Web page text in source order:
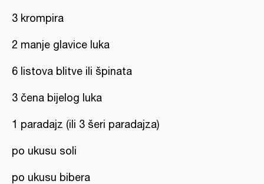
3 krompira
2 manje glavice luka
6 listova blitve ili špinata
3 čena bijelog luka
1 paradajz (ili 3 šeri paradajza)
po ukusu soli
po ukusu bibera